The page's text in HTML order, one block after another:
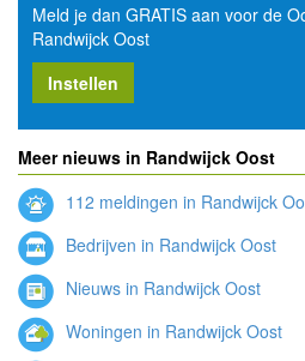
Meld je dan GRATIS aan voor de
Randwijck Oost
Instellen
Meer nieuws in Randwijck Oost
112 meldingen in Randwijck
Bedrijven in Randwijck Oost
Nieuws in Randwijck Oost
Woningen in Randwijck Oost